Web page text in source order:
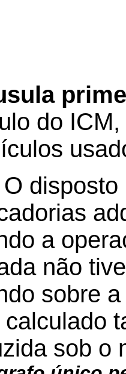
do
O
a
não
sobre
calculado
sob o